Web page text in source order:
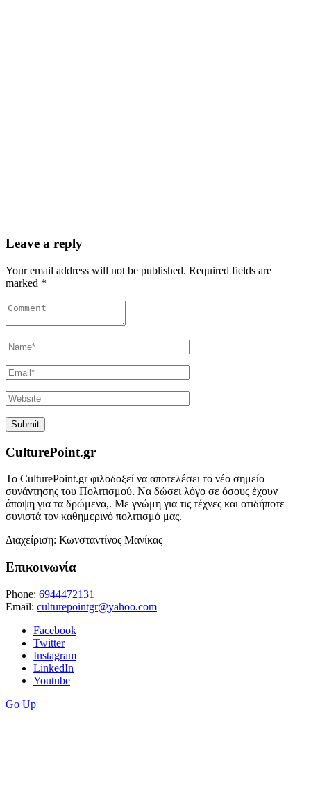
Leave a reply
Your email address will not be published. Required fields are
marked *
CulturePoint.gr
Το CulturePoint.gr φιλοδοξεί να αποτελέσει το νέο σημείο
συνάντησης του Πολιτισμού. Να δώσει λόγο σε όσους έχουν
άποψη για τα δρώμενα,. Με γνώμη για τις τέχνες και οτιδήποτε
συνιστά τον καθημερινό πολιτισμό μας.
Διαχείριση: Κωνσταντίνος Μανίκας
Επικοινωνία
Phone: 6944472131
Email: culturepointgr@yahoo.com
Facebook
Twitter
Instagram
LinkedIn
Youtube
Go Up